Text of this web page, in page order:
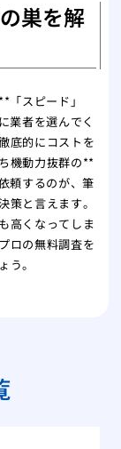
巣を解
スピード」
業者を選んでく
底的にコストを
機動力抜群の**
頼するのが、筆
策と言えます。
高くなってしま
ロの無料調査を
う。